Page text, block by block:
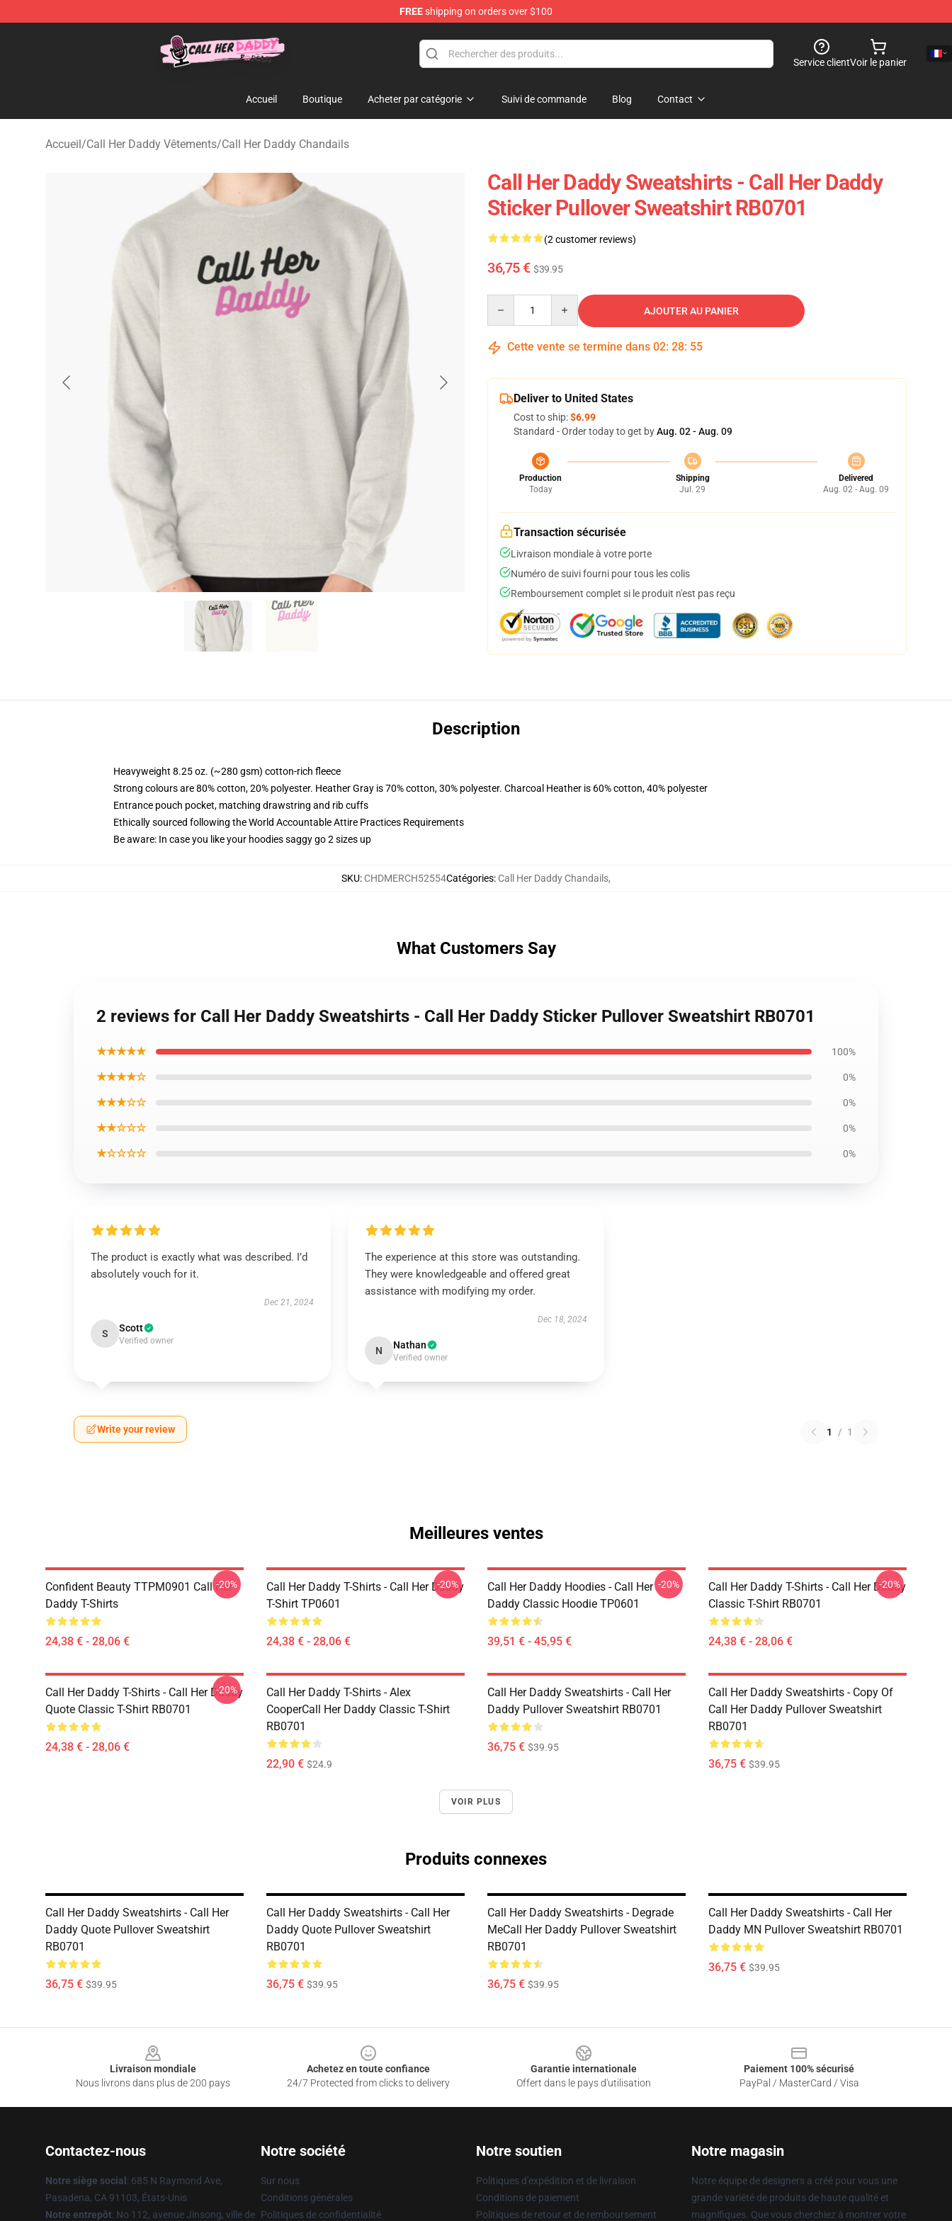
FREEshipping on orders over $100
Call Her Daddy Store - Official Call Her Daddy Merchandise Shop
Service clientVoir le panier
Accueil Boutique Acheter par catégorie Suivi de commande Blog Contact
Accueil/Call Her Daddy Vêtements/Call Her Daddy Chandails
Call Her Daddy Sweatshirts - Call Her Daddy
Sticker Pullover Sweatshirt RB0701
(2 customer reviews)
36,75 € $39.95
AJOUTER AU PANIER
Cette vente se termine dans 02: 28: 54
Deliver to United States
Cost to ship:$6.99
Standard - Order today to get byAug. 02 - Aug. 09
Production
Today
Shipping
Jul. 29
Delivered
Aug. 02 - Aug. 09
Transaction sécurisée
Livraison mondiale à votre porte
Numéro de suivi fourni pour tous les colis
Remboursement complet si le produit n'est pas reçu
Description
Heavyweight 8.25 oz. (~280 gsm) cotton-rich fleece
Strong colours are 80% cotton, 20% polyester. Heather Gray is 70% cotton, 30% polyester. Charcoal Heather is 60% cotton, 40% polyester
Entrance pouch pocket, matching drawstring and rib cuffs
Ethically sourced following the World Accountable Attire Practices Requirements
Be aware: In case you like your hoodies saggy go 2 sizes up
SKU: CHDMERCH52554Catégories: Call Her Daddy Chandails,
What Customers Say
2 reviews for Call Her Daddy Sweatshirts - Call Her Daddy Sticker Pullover Sweatshirt RB0701
★★★★★ 100%
★★★★☆ 0%
★★★☆☆ 0%
★★☆☆☆ 0%
★☆☆☆☆ 0%
The product is exactly what was described. I’d
absolutely vouch for it.
Dec 21, 2024
S Scott
Verified owner
The experience at this store was outstanding.
They were knowledgeable and offered great
assistance with modifying my order.
Dec 18, 2024
N Nathan
Verified owner
Write your review 1 / 1
Meilleures ventes
Confident Beauty TTPM0901 Call Her
Daddy T-Shirts
24,38 € - 28,06 €
-20%
Call Her Daddy T-Shirts - Call Her Daddy
T-Shirt TP0601
24,38 € - 28,06 €
-20%
Call Her Daddy Hoodies - Call Her
Daddy Classic Hoodie TP0601
39,51 € - 45,95 €
-20%
Call Her Daddy T-Shirts - Call Her Daddy
Classic T-Shirt RB0701
24,38 € - 28,06 €
-20%
Call Her Daddy T-Shirts - Call Her Daddy
Quote Classic T-Shirt RB0701
24,38 € - 28,06 €
-20%
Call Her Daddy T-Shirts - Alex
CooperCall Her Daddy Classic T-Shirt
RB0701
22,90 € $24.9
Call Her Daddy Sweatshirts - Call Her
Daddy Pullover Sweatshirt RB0701
36,75 € $39.95
Call Her Daddy Sweatshirts - Copy Of
Call Her Daddy Pullover Sweatshirt
RB0701
36,75 € $39.95
VOIR PLUS
Produits connexes
Call Her Daddy Sweatshirts - Call Her
Daddy Quote Pullover Sweatshirt
RB0701
36,75 € $39.95
Call Her Daddy Sweatshirts - Call Her
Daddy Quote Pullover Sweatshirt
RB0701
36,75 € $39.95
Call Her Daddy Sweatshirts - Degrade
MeCall Her Daddy Pullover Sweatshirt
RB0701
36,75 € $39.95
Call Her Daddy Sweatshirts - Call Her
Daddy MN Pullover Sweatshirt RB0701
36,75 € $39.95
Livraison mondiale
Nous livrons dans plus de 200 pays
Achetez en toute confiance
24/7 Protected from clicks to delivery
Garantie internationale
Offert dans le pays d'utilisation
Paiement 100% sécurisé
PayPal / MasterCard / Visa
Contactez-nous
Notre siège social : 685 N Raymond Ave,
Pasadena, CA 91103, États-Unis
Notre entrepôt: No 112, avenue Jinsong, ville de
Notre société
Sur nous
Conditions générales
Politiques de confidentialité
Notre soutien
Politiques d'expédition et de livraison
Conditions de paiement
Politiques de retour et de remboursement
Notre magasin
Notre équipe de designers a créé pour vous une
grande variété de produits de haute qualité et
magnifiques. Que vous cherchiez à montrer votre